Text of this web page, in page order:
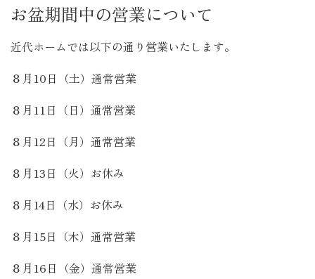
お盆期間中の営業について
近代ホームでは以下の通り営業いたします。
８月10日（土）通常営業
８月11日（日）通常営業
８月12日（月）通常営業
８月13日（火）お休み
８月14日（水）お休み
８月15日（木）通常営業
８月16日（金）通常営業